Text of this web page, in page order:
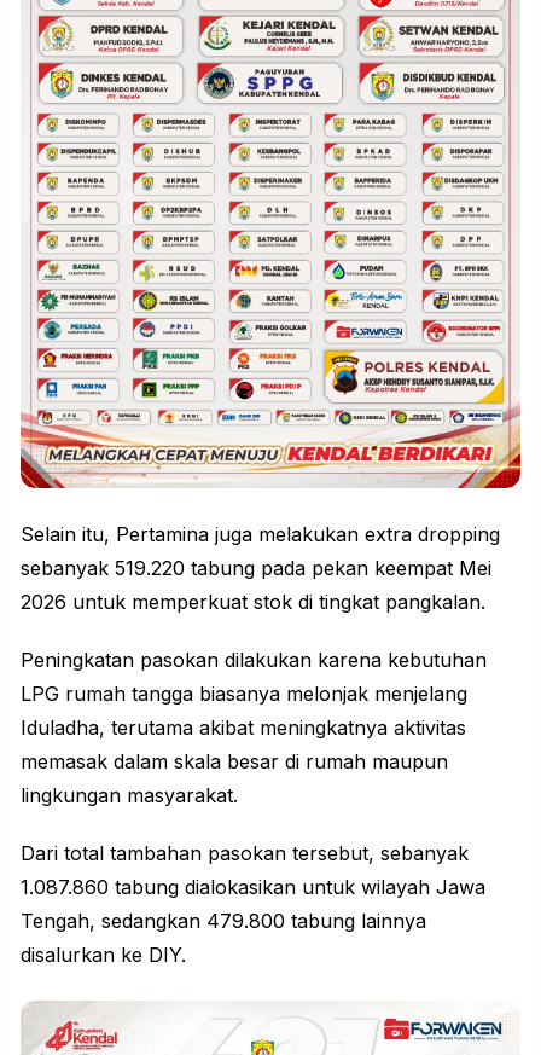
Selain itu, Pertamina juga melakukan extra dropping
sebanyak 519.220 tabung pada pekan keempat Mei
2026 untuk memperkuat stok di tingkat pangkalan.
Peningkatan pasokan dilakukan karena kebutuhan
LPG rumah tangga biasanya melonjak menjelang
Iduladha, terutama akibat meningkatnya aktivitas
memasak dalam skala besar di rumah maupun
lingkungan masyarakat.
Dari total tambahan pasokan tersebut, sebanyak
1.087.860 tabung dialokasikan untuk wilayah Jawa
Tengah, sedangkan 479.800 tabung lainnya
disalurkan ke DIY.